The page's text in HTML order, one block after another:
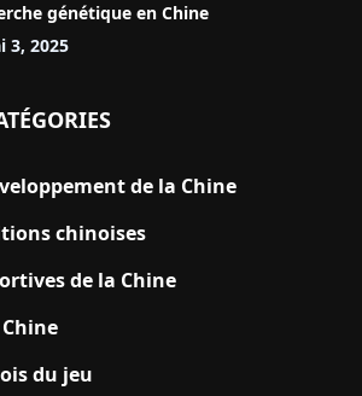
génétique en Chine
3, 2025
de la Chine
chinoises
de la Chine
du jeu